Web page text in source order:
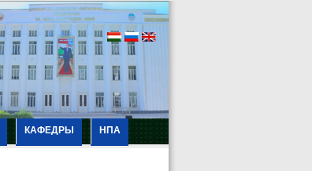
КАФЕДРЫ НПА